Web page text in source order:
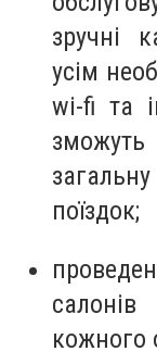
зручні
усім
wi-fi та
поїздок;
кожного